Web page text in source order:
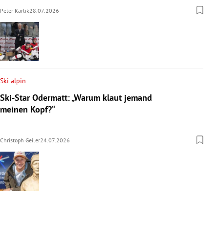
Peter Karlik28.07.2026
Ski alpin
Ski-Star Odermatt: „Warum klaut jemand
meinen Kopf?“
Christoph Geiler24.07.2026